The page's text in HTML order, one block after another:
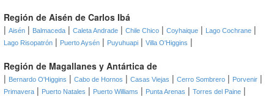
Región de Aisén de Carlos Ibá
| Aisén | Balmaceda | Caleta Andrade | Chile Chico | Coyhaique | Lago Cochrane |
Lago Risopatrón | Puerto Aysén | Puyuhuapi | Villa O'Higgins |
Región de Magallanes y Antártica de
| Bernardo O'Higgins | Cabo de Hornos | Casas Viejas | Cerro Sombrero | Porvenir |
Primavera | Puerto Natales | Puerto Williams | Punta Arenas | Torres del Paine |